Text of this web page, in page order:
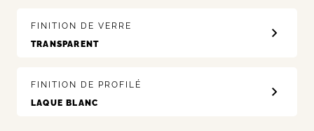
FINITION DE VERRE
FINITION DE PROFILÉ